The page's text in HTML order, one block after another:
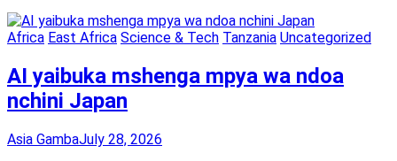
Africa East Africa Science & Tech Tanzania Uncategorized
AI yaibuka mshenga mpya wa ndoa
nchini Japan
Asia GambaJuly 28, 2026